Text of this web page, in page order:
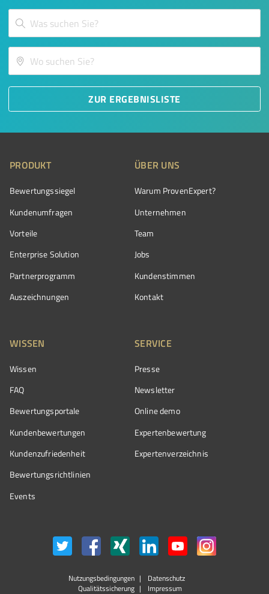
ZUR ERGEBNISLISTE
PRODUKT
Bewertungssiegel
Kundenumfragen
Vorteile
Enterprise Solution
Partnerprogramm
Auszeichnungen
ÜBER UNS
Warum ProvenExpert?
Unternehmen
Team
Jobs
Kundenstimmen
Kontakt
WISSEN
Wissen
FAQ
Bewertungsportale
Kundenbewertungen
Kundenzufriedenheit
Bewertungs­richtlinien
Events
SERVICE
Presse
Newsletter
Online demo
Expertenbewertung
Expertenverzeichnis
Nutzungsbedingungen
Datenschutz
Qualitätssicherung
Impressum